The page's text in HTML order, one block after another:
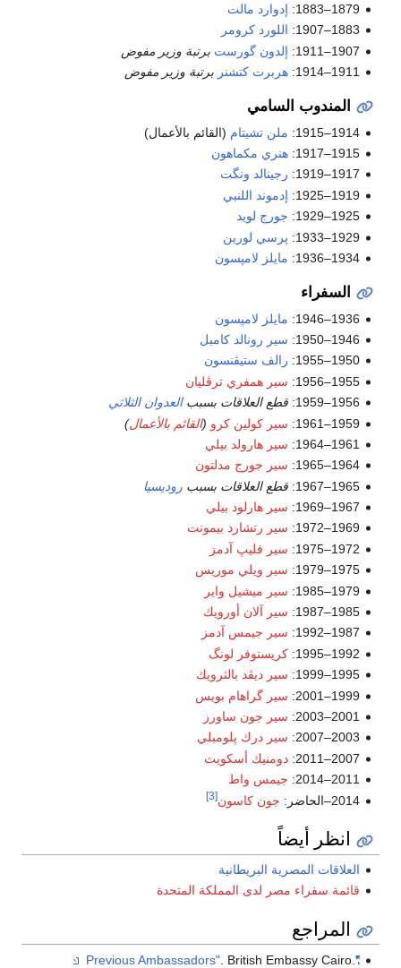
إدوارد مالت
اللورد كرومر
إلدون گورست برتبة وزير مفوض
هربرت كتشنر برتبة وزير مفوض
السامي
ملن تشيتام(القائم بالأعمال)
هنري مكماهون
رجينالد ونگت
إدموند اللنبي
جورج لويد
پرسي لورين
مايلز لامپسون
مايلز لامپسون
سير رونالد كامبل
رالف ستيڤنسون
سير همفري ترڤليان
قطع العلاقات بسببالعدوان الثلاثي
سير كولين كرو
القائم بالأعمال)
سير هارولد بيلي
سير جورج مدلتون
قطع العلاقات بسببروديسيا
سير هارلود بيلي
سير رتشارد بيمونت
سير فليپ آدمز
سير ويلي موريس
سير ميشيل واير
سير آلان أورويك
سير جيمس آدمز
كريستوفر لونگ
سير ديڤد بالثرويك
سير گراهام بويس
سير جون ساورز
سير درك پلومبلي
دومنيك أسكويث
جيمس واط
: جون كاسون
البريطانية
مصر لدى المملكة المتحدة
. British